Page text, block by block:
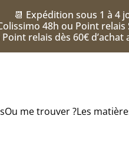
📆 Expédition sous 1 à 4
48h ou Point
relais dès 60€
Ou me trouver ?Les